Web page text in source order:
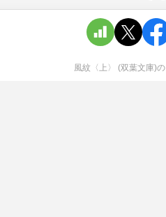
風紋〈上〉 (双葉文庫)の